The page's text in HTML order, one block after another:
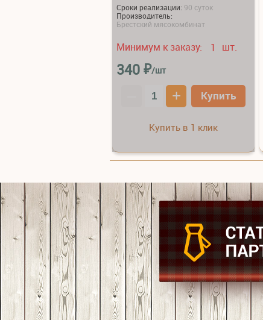
Сроки реализации: 90 суток
Производитель:
Брестский мясокомбинат
Минимум к заказу: 1 шт.
340₽/шт
+ Купить
Купить в 1 клик